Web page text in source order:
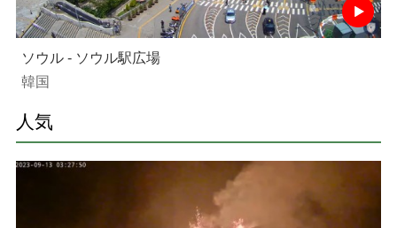
ソウル - ソウル駅広場
韓国
人気